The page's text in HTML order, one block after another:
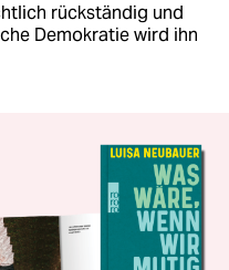
rückständig und
Demokratie wird ihn